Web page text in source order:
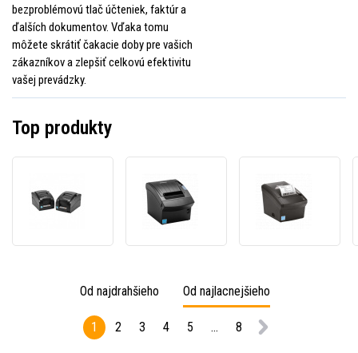
bezproblémovú tlač účteniek, faktúr a
ďalších dokumentov. Vďaka tomu
môžete skrátiť čakacie doby pre vašich
zákazníkov a zlepšiť celkovú efektivitu
vašej prevádzky.
Top produkty
275IIIAOESG
USB,
RS232,
Ethernet,
black
350VK/BEG
cutter,
USB,
black
Od najdrahšieho Od najlacnejšieho
1 2 3 4 5 ... 8